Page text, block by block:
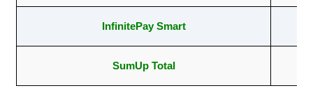
InfinitePay Smart
SumUp Total